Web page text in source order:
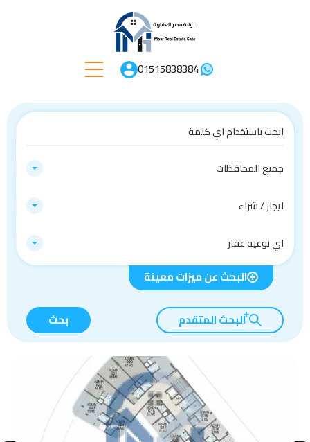
01515838384
جميع المحافظات
ايجار / شراء
اي نوعيه عقار
البحث عن ميزات معينة
البحث المتقدم بحث